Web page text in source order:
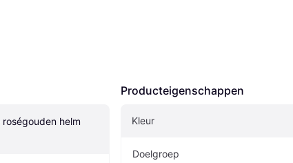
helm
Producteigenschappen
Kleur
Doelgroep